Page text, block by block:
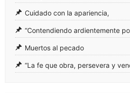
Cuidado con la apariencia,
“Contendiendo ardientemente
Muertos al pecado
“La fe que obra, persevera y